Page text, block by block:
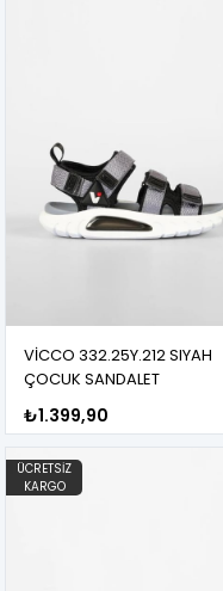
VİCCO 332.25Y.212 SIYAH
ÇOCUK SANDALET
₺1.399,90
ÜCRETSIZ
KARGO